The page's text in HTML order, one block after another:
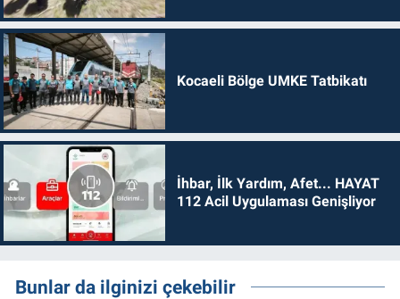
Kocaeli Bölge UMKE Tatbikatı
İhbar, İlk Yardım, Afet... HAYAT
112 Acil Uygulaması Genişliyor
Bunlar da ilginizi çekebilir